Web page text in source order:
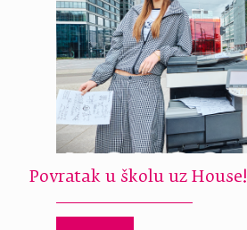
Povratak u školu uz House!